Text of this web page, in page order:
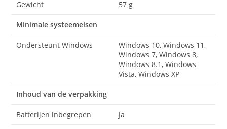
Gewicht 57 g
Minimale systeemeisen
Ondersteunt Windows
Windows 10, Windows 11,
Windows 7, Windows 8,
Windows 8.1, Windows
Vista, Windows XP
Inhoud van de verpakking
Batterijen inbegrepen Ja